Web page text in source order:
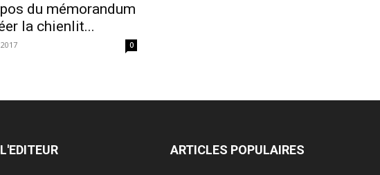
du mémorandum
la chienlit...
0
ARTICLES POPULAIRES